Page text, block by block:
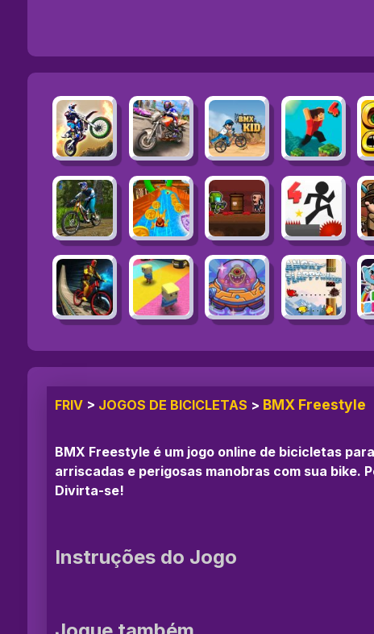
FRIV > JOGOS DE BICICLETAS > BMX Freestyle
BMX Freestyle é um jogo online de bicicletas
arriscadas e perigosas manobras com sua bike.
Divirta-se!
Instruções do Jogo